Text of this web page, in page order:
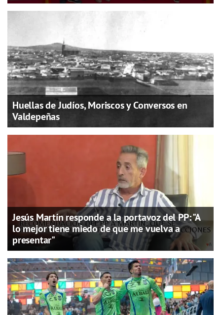
Huellas de Judíos, Moriscos y Conversos en
Valdepeñas
Jesús Martín responde a la portavoz del PP: "A
lo mejor tiene miedo de que me vuelva a
presentar"